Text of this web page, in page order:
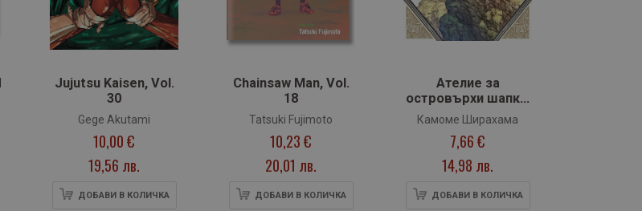
Jujutsu Kaisen, Vol.
30
Gege Akutami
10,00 €
19,56 лв.
ДОБАВИ В КОЛИЧКА
Chainsaw Man, Vol.
18
Tatsuki Fujimoto
10,23 €
20,01 лв.
ДОБАВИ В КОЛИЧКА
Ателие за
островърхи шапки,
том 4
Камоме Ширахама
7,66 €
14,98 лв.
ДОБАВИ В КОЛИЧКА